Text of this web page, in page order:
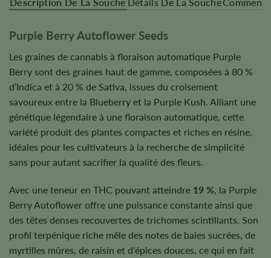
Description De La Souche Détails De La Souche
Purple Berry Autoflower Seeds
Les graines de cannabis à floraison automatique Purple
Berry sont des graines haut de gamme, composées à 80 %
d’Indica et à 20 % de Sativa, issues du croisement
savoureux entre la Blueberry et la Purple Kush. Alliant une
génétique légendaire à une floraison automatique, cette
variété produit des plantes compactes et riches en résine,
idéales pour les cultivateurs à la recherche de simplicité
sans pour autant sacrifier la qualité des fleurs.
Avec une teneur en THC pouvant atteindre 19 % , la Purple
Berry Autoflower offre une puissance constante ainsi que
des têtes denses recouvertes de trichomes scintillants. Son
profil terpénique riche mêle des notes de baies sucrées, de
myrtilles mûres, de raisin et d'épices douces, ce qui en fait